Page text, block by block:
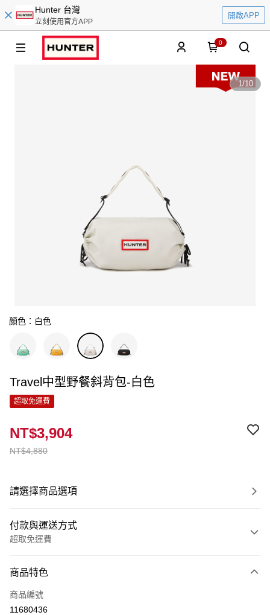
Hunter 台灣
立刻使用官方APP
開啟APP
0
1/10
顏色：白色
Travel中型野餐斜背包-白色
超取免運費
NT$4,880
NT$3,904
請選擇商品選項
付款與運送方式
超取免運費
信用卡一次付款
LINE Pay
商品特色
商品編號
11680436